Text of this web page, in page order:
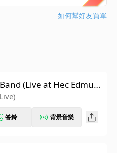
如何幫好友買單
(Live at Hec Edmun
Of Washingto
答鈴 背景音樂